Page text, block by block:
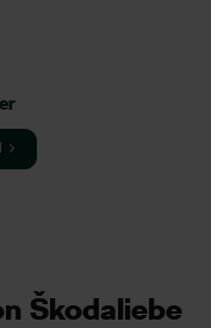
Škodaliebe